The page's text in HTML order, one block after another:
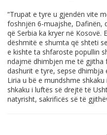
“Trupat e tyre u gjendën vite
foshnjën 6-muajshe, Dafinën,
që Serbia ka kryer në Kosovë.
dëshmitë e shumta që shteti
e kishte ta shfaroste popullin
ndajmë dhimbjen me të gjitha
dashurit e tyre, sepse
Liria u bë e mundshme
shkaku i luftës së drejtë të
natyrisht, sakrificës së të